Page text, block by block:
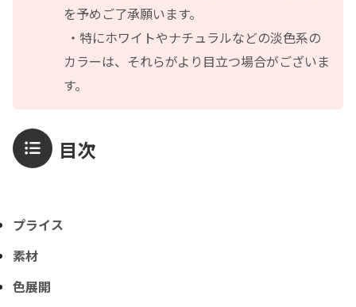
を予めご了承願います。
・特にホワイトやナチュラルなどの淡色系の
カラーは、それらがより目立つ場合がございま
す。
目次
プライス
素材
色展開